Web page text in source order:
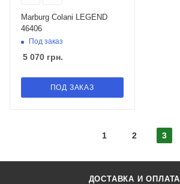
Marburg Colani LEGEND
46406
Под заказ
5 070 грн.
ПОД ЗАКАЗ
1 2 3
ДОСТАВКА И ОПЛАТА